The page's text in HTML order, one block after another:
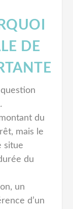
DE
du
mais le
situe
du
un
d’un